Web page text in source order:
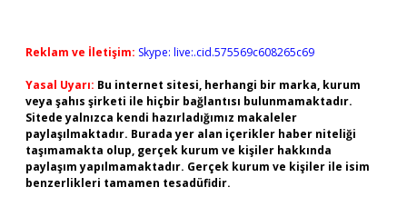
Reklam ve İletişim: Skype: live:.cid.575569c608265c69
Yasal Uyarı: Bu internet sitesi, herhangi bir marka, kurum
veya şahıs şirketi ile hiçbir bağlantısı bulunmamaktadır.
Sitede yalnızca kendi hazırladığımız makaleler
paylaşılmaktadır. Burada yer alan içerikler haber niteliği
taşımamakta olup, gerçek kurum ve kişiler hakkında
paylaşım yapılmamaktadır. Gerçek kurum ve kişiler ile isim
benzerlikleri tamamen tesadüfidir.